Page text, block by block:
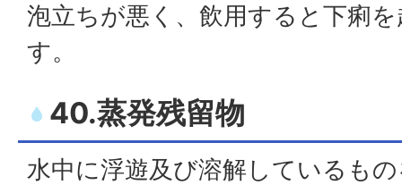
泡立ちが悪く、飲用すると下痢
す。
40.蒸発残留物
水中に浮遊及び溶解しているも